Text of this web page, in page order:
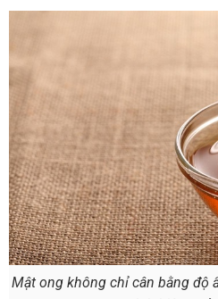
Mật ong không chỉ cân bằng độ